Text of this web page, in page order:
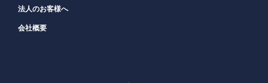
法人のお客様へ
会社概要